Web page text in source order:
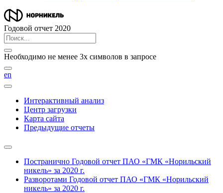
Годовой отчет 2020
Необходимо не менее 3х символов в запросе
en
Интерактивный анализ
Центр загрузки
Карта сайта
Предыдущие отчеты
Постранично Годовой отчет ПАО «ГМК «Норильский
никель» за 2020 г.
Разворотами Годовой отчет ПАО «ГМК «Норильский
никель» за 2020 г.